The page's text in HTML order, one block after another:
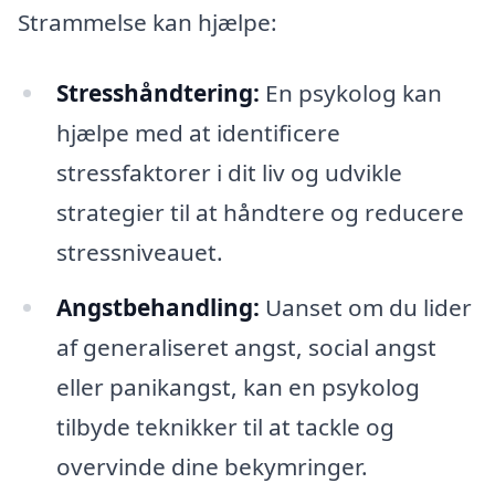
Strammelse kan hjælpe:
Stresshåndtering: En psykolog kan
hjælpe med at identificere
stressfaktorer i dit liv og udvikle
strategier til at håndtere og reducere
stressniveauet.
Angstbehandling: Uanset om du lider
af generaliseret angst, social angst
eller panikangst, kan en psykolog
tilbyde teknikker til at tackle og
overvinde dine bekymringer.